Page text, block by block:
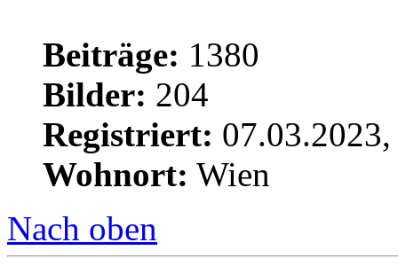
Beiträge: 1380
Bilder: 204
Registriert:
Wohnort: Wien
Nach oben